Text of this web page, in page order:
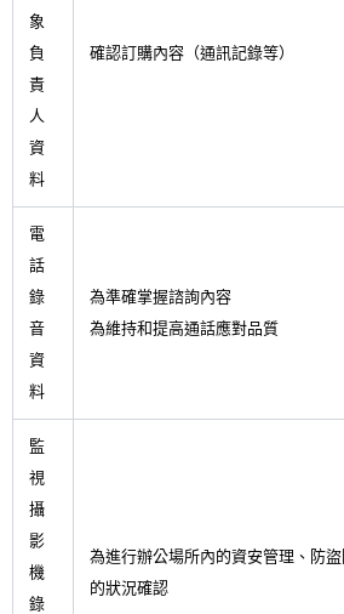
象
負
責
人
資
料
確認訂購內容（通訊記錄等）
電
話
錄
音
資
料
為準確掌握諮詢內容
為維持和提高通話應對品質
監
視
攝
影
機
錄
為進行辦公場所內的資安管理、防
的狀況確認